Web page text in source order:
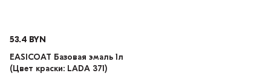
53.4 BYN
EASICOAT Базовая эмаль 1л
(Цвет краски: LADA 371)